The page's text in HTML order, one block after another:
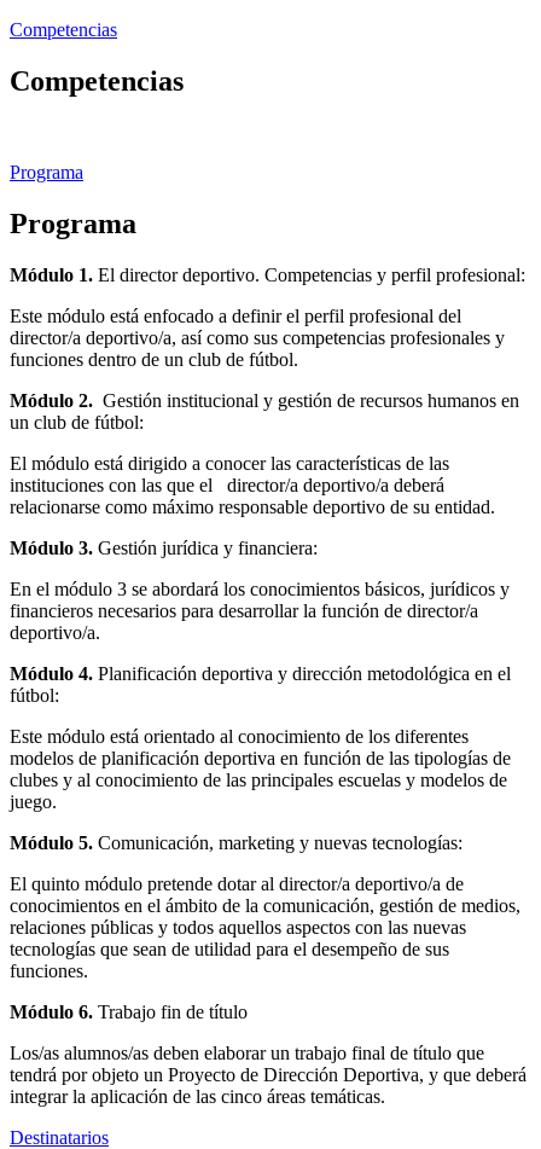
Competencias
Competencias
Programa
Programa
Módulo 1. El director deportivo. Competencias y perfil profesional:
Este módulo está enfocado a definir el perfil profesional del
director/a deportivo/a, así como sus competencias profesionales y
funciones dentro de un club de fútbol.
Módulo 2. Gestión institucional y gestión de recursos humanos en
un club de fútbol:
El módulo está dirigido a conocer las características de las
instituciones con las que el director/a deportivo/a deberá
relacionarse como máximo responsable deportivo de su entidad.
Módulo 3. Gestión jurídica y financiera:
En el módulo 3 se abordará los conocimientos básicos, jurídicos y
financieros necesarios para desarrollar la función de director/a
deportivo/a.
Módulo 4. Planificación deportiva y dirección metodológica en el
fútbol:
Este módulo está orientado al conocimiento de los diferentes
modelos de planificación deportiva en función de las tipologías de
clubes y al conocimiento de las principales escuelas y modelos de
juego.
Módulo 5. Comunicación, marketing y nuevas tecnologías:
El quinto módulo pretende dotar al director/a deportivo/a de
conocimientos en el ámbito de la comunicación, gestión de medios,
relaciones públicas y todos aquellos aspectos con las nuevas
tecnologías que sean de utilidad para el desempeño de sus
funciones.
Módulo 6. Trabajo fin de título
Los/as alumnos/as deben elaborar un trabajo final de título que
tendrá por objeto un Proyecto de Dirección Deportiva, y que deberá
integrar la aplicación de las cinco áreas temáticas.
Destinatarios